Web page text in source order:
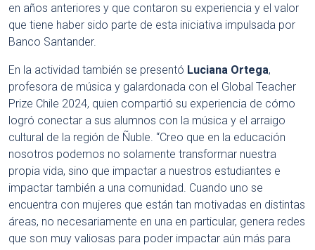
en años anteriores y que contaron su experiencia y el valor
que tiene haber sido parte de esta iniciativa impulsada por
Banco Santander.
En la actividad también se presentó Luciana Ortega,
profesora de música y galardonada con el Global Teacher
Prize Chile 2024, quien compartió su experiencia de cómo
logró conectar a sus alumnos con la música y el arraigo
cultural de la región de Ñuble. “Creo que en la educación
nosotros podemos no solamente transformar nuestra
propia vida, sino que impactar a nuestros estudiantes e
impactar también a una comunidad. Cuando uno se
encuentra con mujeres que están tan motivadas en distintas
áreas, no necesariamente en una en particular, genera redes
que son muy valiosas para poder impactar aún más para